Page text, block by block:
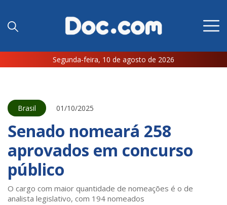
Segunda-feira, 10 de agosto de 2026
Brasil 01/10/2025
Senado nomeará 258
aprovados em concurso
público
O cargo com maior quantidade de nomeações é o de
analista legislativo, com 194 nomeados